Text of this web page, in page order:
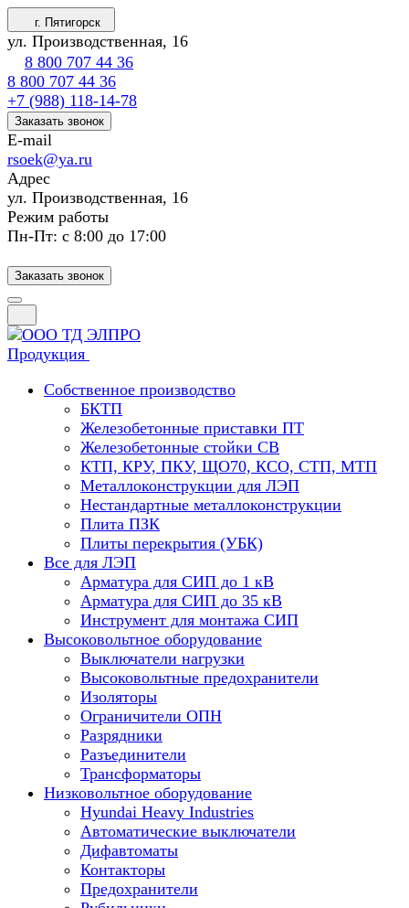
г. Пятигорск
ул. Производственная, 16
8 800 707 44 36
8 800 707 44 36
+7 (988) 118-14-78
Заказать звонок
E-mail
rsoek@ya.ru
Адрес
ул. Производственная, 16
Режим работы
Пн-Пт: с 8:00 до 17:00
Заказать звонок
Продукция
Собственное производство
БКТП
Железобетонные приставки ПТ
Железобетонные стойки СВ
КТП, КРУ, ПКУ, ЩО70, КСО, СТП, МТП
Металлоконструкции для ЛЭП
Нестандартные металлоконструкции
Плита ПЗК
Плиты перекрытия (УБК)
Все для ЛЭП
Арматура для СИП до 1 кВ
Арматура для СИП до 35 кВ
Инструмент для монтажа СИП
Высоковольтное оборудование
Выключатели нагрузки
Высоковольтные предохранители
Изоляторы
Ограничители ОПН
Разрядники
Разъединители
Трансформаторы
Низковольтное оборудование
Hyundai Heavy Industries
Автоматические выключатели
Дифавтоматы
Контакторы
Предохранители